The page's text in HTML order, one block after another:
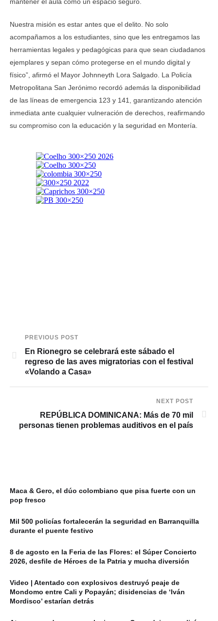
Nuestra misión es estar antes que el delito. No solo
acompañamos a los estudiantes, sino que les entregamos las
herramientas legales y pedagógicas para que sean ciudadanos
ejemplares y sepan cómo protegerse en el mundo digital y
físico”, afirmó el Mayor Johnneyth Lora Salgado. La Policía
Metropolitana San Jerónimo recordó además la disponibilidad
de las líneas de emergencia 123 y 141, garantizando atención
inmediata ante cualquier vulneración de derechos, reafirmando
su compromiso con la educación y la seguridad en Montería.
PREVIOUS POST
En Rionegro se celebrará este sábado el
regreso de las aves migratorias con el festival
«Volando a Casa»
NEXT POST
REPÚBLICA DOMINICANA: Más de 70 mil
personas tienen problemas auditivos en el país
Maca & Gero, el dúo colombiano que pisa fuerte con un
pop fresco
Mil 500 policías fortalecerán la seguridad en Barranquilla
durante el puente festivo
8 de agosto en la Feria de las Flores: el Súper Concierto
2026, desfile de Héroes de la Patria y mucha diversión
Video | Atentado con explosivos destruyó peaje de
Mondomo entre Cali y Popayán; disidencias de ‘Iván
Mordisco’ estarían detrás